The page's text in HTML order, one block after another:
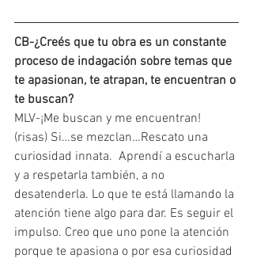
CB-¿Creés que tu obra es un constante
proceso de indagación sobre temas que
te apasionan, te atrapan, te encuentran o
te buscan?
MLV-¡Me buscan y me encuentran!
(risas) Si…se mezclan…Rescato una
curiosidad innata.  Aprendí a escucharla
y a respetarla también, a no
desatenderla. Lo que te está llamando la
atención tiene algo para dar. Es seguir el
impulso. Creo que uno pone la atención
porque te apasiona o por esa curiosidad